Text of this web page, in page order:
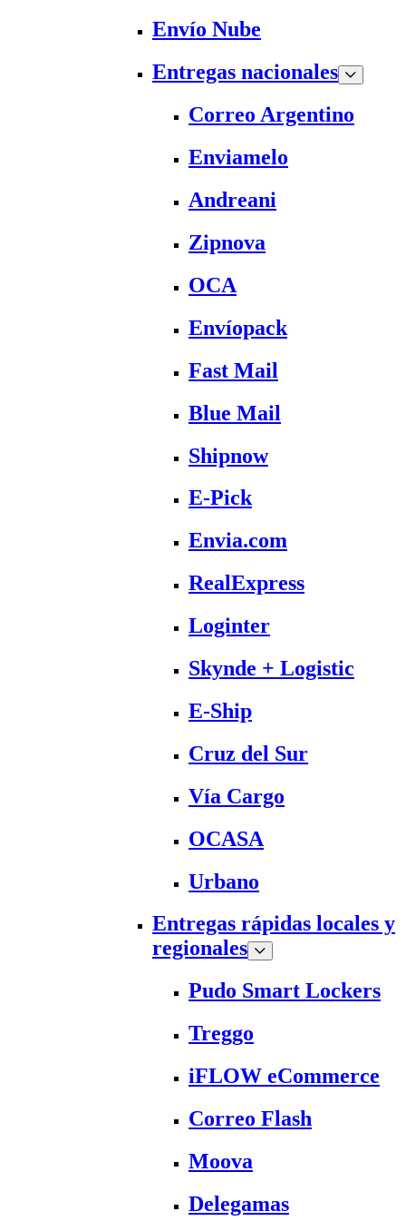
Envío Nube
Entregas nacionales
Correo Argentino
Enviamelo
Andreani
Zipnova
OCA
Envíopack
Fast Mail
Blue Mail
Shipnow
E-Pick
Envia.com
RealExpress
Loginter
Skynde + Logistic
E-Ship
Cruz del Sur
Vía Cargo
OCASA
Urbano
Entregas rápidas locales y
regionales
Pudo Smart Lockers
Treggo
iFLOW eCommerce
Correo Flash
Moova
Delegamas